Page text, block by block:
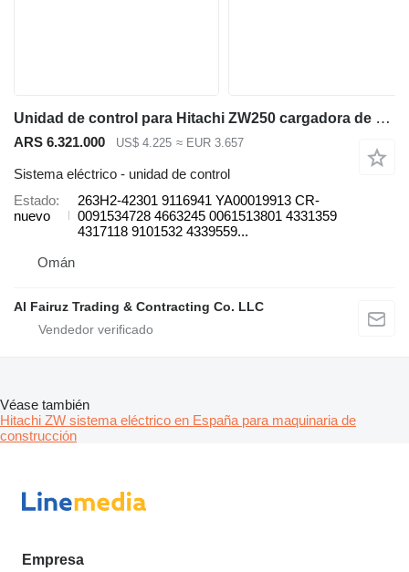
Unidad de control para Hitachi ZW250 cargadora de ruedas
ARS 6.321.000 US$ 4.225 ≈ EUR 3.657
Sistema eléctrico - unidad de control
Estado
nuevo
263H2-42301 9116941 YA00019913 CR-
0091534728 4663245 0061513801 4331359
4317118 9101532 4339559...
Omán
Al Fairuz Trading & Contracting Co. LLC
Véase también
Hitachi ZW sistema eléctrico en España para maquinaria de
construcción
Empresa